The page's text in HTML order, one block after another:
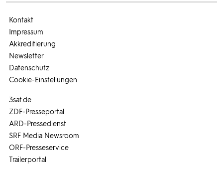
3sat.de
ZDF-Presseportal
ARD-Pressedienst
SRF Media Newsroom
ORF-Presseservice
Trailerportal
Kontakt
Impressum
Akkreditierung
Newsletter
Datenschutz
Cookie-Einstellungen